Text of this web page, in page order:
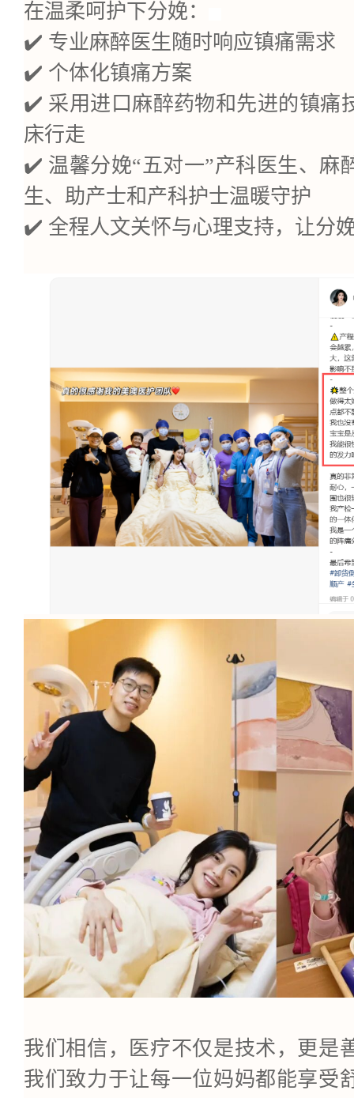
在温柔呵护下分娩：
✔️ 专业麻醉医生随时响应镇痛需求
✔️ 个体化镇痛方案
✔️ 采用进口麻醉药物和先进的镇痛
床行走
✔️ 温馨分娩“五对一”产科医生、麻
生、助产士和产科护士温暖守护
✔️ 全程人文关怀与心理支持，让分
我们相信，医疗不仅是技术，更是
我们致力于让每一位妈妈都能享受